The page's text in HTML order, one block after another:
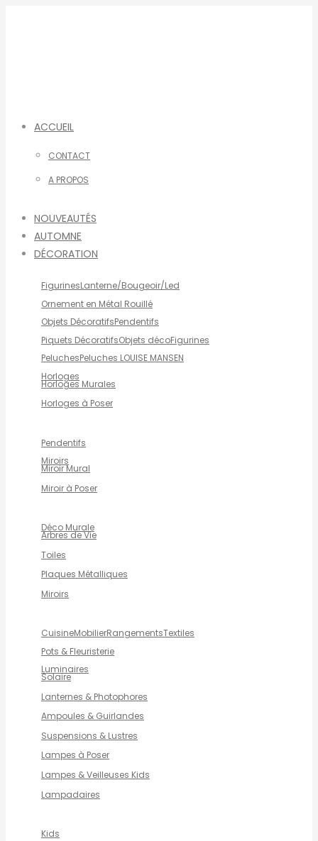
ACCUEIL
CONTACT
A PROPOS
NOUVEAUTÉS
AUTOMNE
DÉCORATION
FigurinesLanterne/Bougeoir/Led
Ornement en Métal Rouillé
Objets DécoratifsPendentifs
Piquets DécoratifsObjets décoFigurines
PeluchesPeluches LOUISE MANSEN
Horloges
Horloges Murales
Horloges à Poser
Pendentifs
Miroirs
Miroir Mural
Miroir à Poser
Déco Murale
Arbres de Vie
Toiles
Plaques Métalliques
Miroirs
CuisineMobilierRangementsTextiles
Pots & Fleuristerie
Luminaires
Solaire
Lanternes & Photophores
Ampoules & Guirlandes
Suspensions & Lustres
Lampes à Poser
Lampes & Veilleuses Kids
Lampadaires
Kids